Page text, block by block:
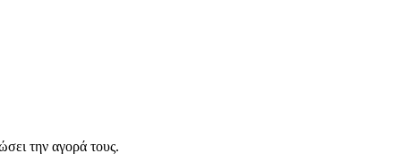
την αγορά τους.